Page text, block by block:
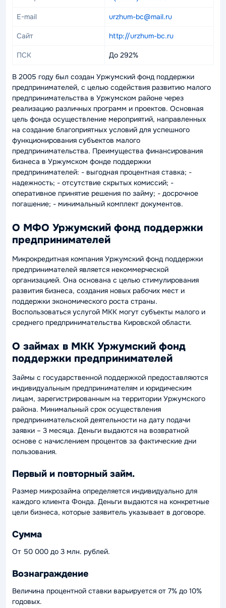
E-mail urzhum-bc@mail.ru
Сайт http://urzhum-bc.ru
ПСК До 292%
В 2005 году был создан Уржумский фонд поддержки
предпринимателей, с целью содействия развитию малого
предпринимательства в Уржумском районе через
реализацию различных программ и проектов. Основная
цель фонда осуществление мероприятий, направленных
на создание благоприятных условий для успешного
функционирования субъектов малого
предпринимательства. Преимущества финансирования
бизнеса в Уржумском фонде поддержки
предпринимателей: - выгодная процентная ставка; -
надежность; - отсутствие скрытых комиссий; -
оперативное принятие решения по займу; - досрочное
погашение; - минимальный комплект документов.
О МФО Уржумский фонд поддержки
предпринимателей
Микрокредитная компания Уржумский фонд поддержки
предпринимателей является некоммерческой
организацией. Она основана с целью стимулирования
развития бизнеса, создания новых рабочих мест и
поддержки экономического роста страны.
Воспользоваться услугой МКК могут субъекты малого и
среднего предпринимательства Кировской области.
О займах в МКК Уржумский фонд
поддержки предпринимателей
Займы с государственной поддержкой предоставляются
индивидуальным предпринимателям и юридическим
лицам, зарегистрированным на территории Уржумского
района. Минимальный срок осуществления
предпринимательской деятельности на дату подачи
заявки – 3 месяца. Деньги выдаются на возвратной
основе с начислением процентов за фактические дни
пользования.
Первый и повторный займ.
Размер микрозайма определяется индивидуально для
каждого клиента Фонда. Деньги выдаются на конкретные
цели бизнеса, которые заявитель указывает в договоре.
Сумма
От 50 000 до 3 млн. рублей.
Вознаграждение
Величина процентной ставки варьируется от 7% до 10%
годовых.